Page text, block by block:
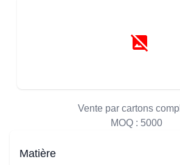
Vente par cartons
MOQ : 5000
Matière